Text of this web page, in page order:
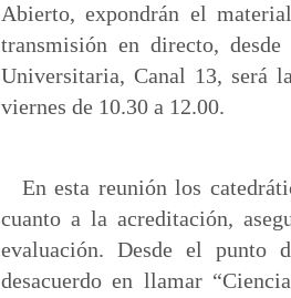
Abierto, expondrán el
transmisión en directo,
Universitaria, Canal 13, será
viernes de 10.30 a 12.00.
En esta reunión los
cuanto a la acreditación,
evaluación. Desde el
desacuerdo en llamar